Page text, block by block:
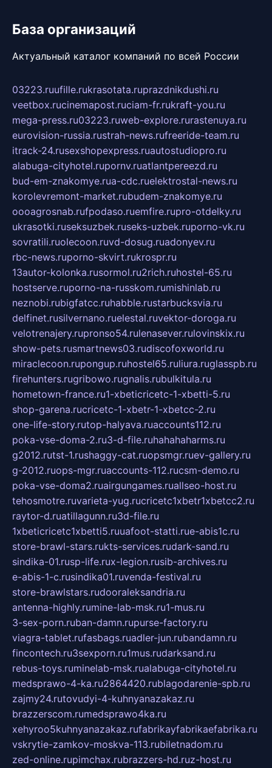
База организаций
Актуальный каталог компаний по всей России
03223.ruufille.rukrasotata.ruprazdnikdushi.ru
veetbox.rucinemapost.ruciam-fr.rukraft-you.ru
mega-press.ru03223.ruweb-explore.rurastenuya.ru
eurovision-russia.rustrah-news.rufreeride-team.ru
itrack-24.rusexshopexpress.ruautostudiopro.ru
alabuga-cityhotel.rupornv.ruatlantpereezd.ru
bud-em-znakomye.rua-cdc.ruelektrostal-news.ru
korolevremont-market.rubudem-znakomye.ru
oooagrosnab.rufpodaso.ruemfire.rupro-otdelky.ru
ukrasotki.ruseksuzbek.ruseks-uzbek.ruporno-vk.ru
sovratili.ruolecoon.ruvd-dosug.ruadonyev.ru
rbc-news.ruporno-skvirt.rukrospr.ru
13autor-kolonka.rusormol.ru2rich.ruhostel-65.ru
hostserve.ruporno-na-russkom.rumishinlab.ru
neznobi.rubigfatcc.ruhabble.rustarbucksvia.ru
delfinet.rusilvernano.ruelestal.ruvektor-doroga.ru
velotrenajery.rupronso54.rulenasever.rulovinskix.ru
show-pets.rusmartnews03.rudiscofoxworld.ru
miraclecoon.rupongup.ruhostel65.ruliura.ruglasspb.ru
firehunters.rugribowo.rugnalis.rubulkitula.ru
hometown-france.ru1-xbeticricetc-1-xbetti-5.ru
shop-garena.rucricetc-1-xbetr-1-xbetcc-2.ru
one-life-story.rutop-halyava.ruaccounts112.ru
poka-vse-doma-2.ru3-d-file.ruhahahaharms.ru
g2012.rutst-1.rushaggy-cat.ruopsmgr.ruev-gallery.ru
g-2012.ruops-mgr.ruaccounts-112.rucsm-demo.ru
poka-vse-doma2.ruairgungames.ruallseo-host.ru
tehosmotre.ruvarieta-yug.rucricetc1xbetr1xbetcc2.ru
raytor-d.ruatillagunn.ru3d-file.ru
1xbeticricetc1xbetti5.ruuafoot-statti.rue-abis1c.ru
store-brawl-stars.rukts-services.rudark-sand.ru
sindika-01.rusp-life.rux-legion.rusib-archives.ru
e-abis-1-c.rusindika01.ruvenda-festival.ru
store-brawlstars.rudooraleksandria.ru
antenna-highly.rumine-lab-msk.ru1-mus.ru
3-sex-porn.ruban-damn.rupurse-factory.ru
viagra-tablet.rufasbags.ruadler-jun.rubandamn.ru
fincontech.ru3sexporn.ru1mus.rudarksand.ru
rebus-toys.ruminelab-msk.rualabuga-cityhotel.ru
medsprawo-4-ka.ru2864420.rublagodarenie-spb.ru
zajmy24.rutovudyi-4-kuhnyanazakaz.ru
brazzerscom.rumedsprawo4ka.ru
xehyroo5kuhnyanazakaz.rufabrikayfabrikaefabrika.ru
vskrytie-zamkov-moskva-113.rubiletnadom.ru
zed-online.rupimchax.rubrazzers-hd.ruz-host.ru